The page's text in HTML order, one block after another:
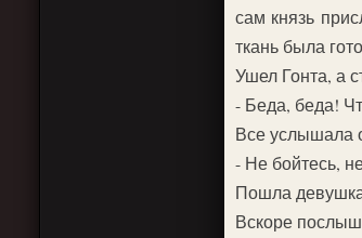
сам князь
ткань была
Ушел Гонта, а
- Беда, беда!
Все услышала
- Не бойтесь,
Пошла девушка
Вскоре